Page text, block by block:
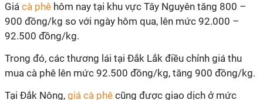
Giá cà phê hôm nay tại khu vực Tây Nguyên tăng 800 –
900 đồng/kg so với ngày hôm qua, lên mức 92.000 –
92.500 đồng/kg.
Trong đó, các thương lái tại Đắk Lắk điều chỉnh giá thu
mua cà phê lên mức 92.500 đồng/kg, tăng 900 đồng/kg.
Tại Đắk Nông, giá cà phê cũng được giao dịch ở mức